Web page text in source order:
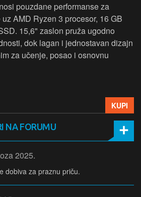
pouzdane performanse za
AMD Ryzen 3 procesor, 16 GB
15,6" zaslon pruža ugodno
dok lagan i jednostavan dizajn
za učenje, posao i osnovnu
KUPI
NA FORUMU
2025.
dobiva za praznu priču.